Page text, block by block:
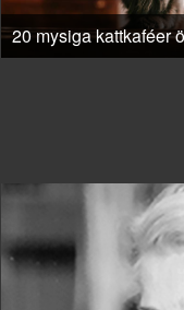
20 mysiga kattkaféer